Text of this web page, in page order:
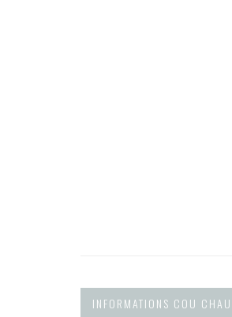
INFORMATIONS COU